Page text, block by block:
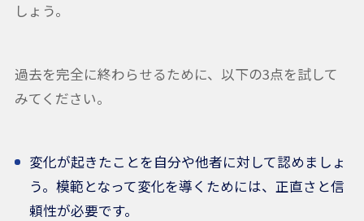
しょう。
過去を完全に終わらせるために、以下の3点を試して
みてください。
変化が起きたことを自分や他者に対して認めましょ
う。模範となって変化を導くためには、正直さと信
頼性が必要です。